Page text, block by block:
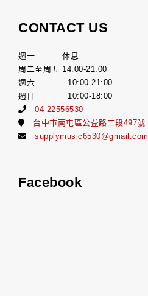
CONTACT US
週一 休息
周二至周五 14:00-21:00
週六 10:00-21:00
週日 10:00-18:00
04-22556530
台中市南屯區公益路二段497號
supplymusic6530@gmail.com
Facebook